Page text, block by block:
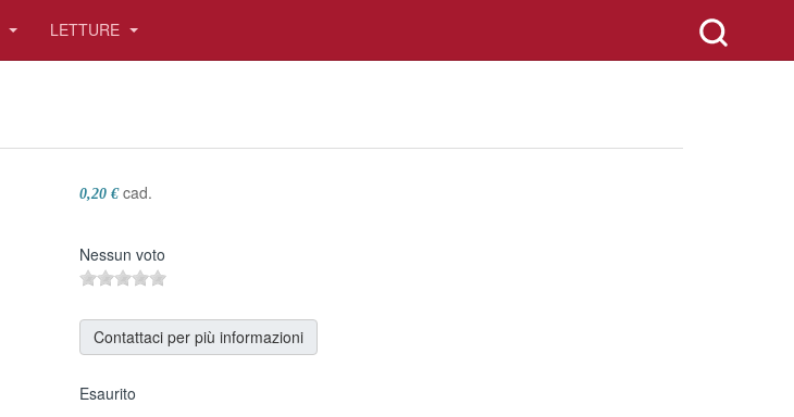
LETTURE
0,20 € cad.
Nessun voto
Contattaci per più informazioni
Esaurito